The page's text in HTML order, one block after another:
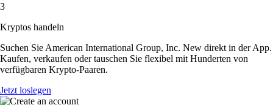
3
Kryptos handeln
Suchen Sie American International Group, Inc. New direkt in der App.
Kaufen, verkaufen oder tauschen Sie flexibel mit Hunderten von
verfügbaren Krypto-Paaren.
Jetzt loslegen